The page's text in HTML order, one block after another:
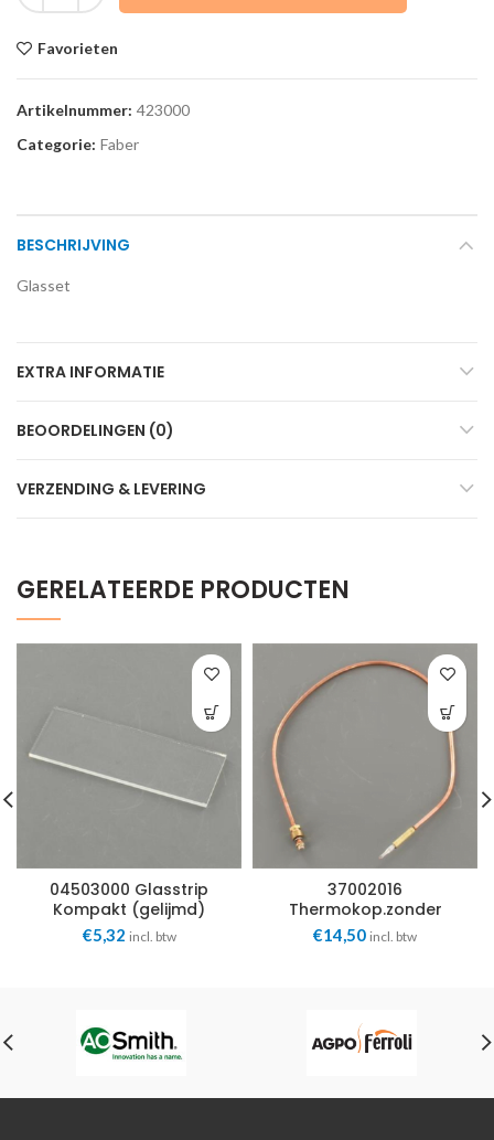
Favorieten
Artikelnummer: 423000
Categorie: Faber
BESCHRIJVING
Glasset
EXTRA INFORMATIE
BEOORDELINGEN (0)
VERZENDING & LEVERING
GERELATEERDE PRODUCTEN
04503000 Glasstrip
Kompakt (gelijmd)
04503000 Faber
€5,32 incl. btw
37002016
Thermokop.zonder
onderbreker 37002016
Faber
€14,50 incl. btw